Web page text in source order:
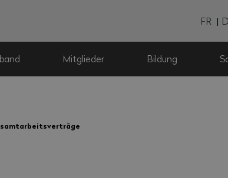
FR
Mitglieder Bildung